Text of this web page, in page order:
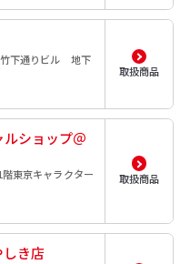
竹下通りビル 地下
取扱商品
ショップ＠
東京キャラクター
取扱商品
き店